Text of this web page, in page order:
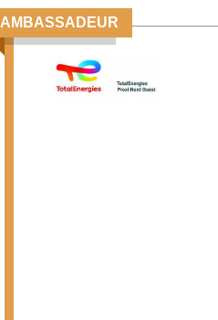
AMBASSADEUR